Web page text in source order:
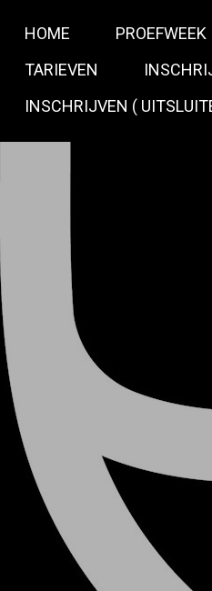
HOME PROEFWEEK
TARIEVEN
INSCHRIJVEN (